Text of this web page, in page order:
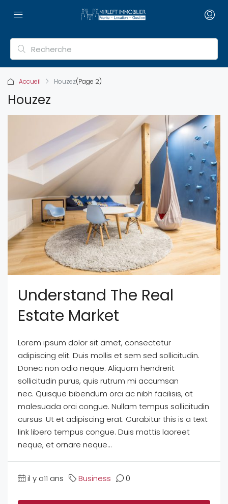
Accueil Houzez(Page 2)
Houzez
Understand The Real
Estate Market
Lorem ipsum dolor sit amet, consectetur
adipiscing elit. Duis mollis et sem sed sollicitudin.
Donec non odio neque. Aliquam hendrerit
sollicitudin purus, quis rutrum mi accumsan
nec. Quisque bibendum orci ac nibh facilisis, at
malesuada orci congue. Nullam tempus sollicitudin
cursus. Ut et adipiscing erat. Curabitur this is a text
link libero tempus congue. Duis mattis laoreet
neque, et ornare neque...
il y a11 ans Business 0